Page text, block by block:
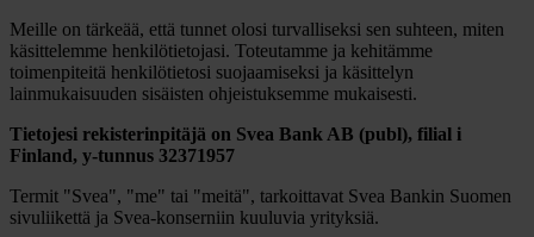
Meille on tärkeää, että tunnet olosi turvalliseksi sen suhteen, miten
käsittelemme henkilötietojasi. Toteutamme ja kehitämme
toimenpiteitä henkilötietosi suojaamiseksi ja käsittelyn
lainmukaisuuden sisäisten ohjeistuksemme mukaisesti.
Tietojesi rekisterinpitäjä on Svea Bank AB (publ), filial i
Finland, y-tunnus 32371957
Termit "Svea", "me" tai "meitä", tarkoittavat Svea Bankin Suomen
sivuliikettä ja Svea-konserniin kuuluvia yrityksiä.